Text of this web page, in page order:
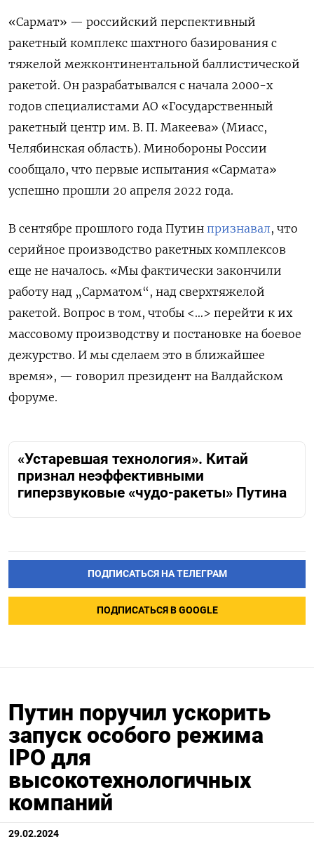
«Сармат» — российский перспективный
ракетный комплекс шахтного базирования с
тяжелой межконтинентальной баллистической
ракетой. Он разрабатывался с начала 2000-х
годов специалистами АО «Государственный
ракетный центр им. В. П. Макеева» (Миасс,
Челябинская область). Минобороны России
сообщало, что первые испытания «Сармата»
успешно прошли 20 апреля 2022 года.
В сентябре прошлого года Путин признавал, что
серийное производство ракетных комплексов
еще не началось. «Мы фактически закончили
работу над „Сарматом“, над сверхтяжелой
ракетой. Вопрос в том, чтобы <…> перейти к их
массовому производству и постановке на боевое
дежурство. И мы сделаем это в ближайшее
время», — говорил президент на Валдайском
форуме.
«Устаревшая технология». Китай
признал неэффективными
гиперзвуковые «чудо-ракеты» Путина
ПОДПИСАТЬСЯ НА ТЕЛЕГРАМ
ПОДПИСАТЬСЯ В GOOGLE
Путин поручил ускорить
запуск особого режима
IPO для
высокотехнологичных
компаний
29.02.2024